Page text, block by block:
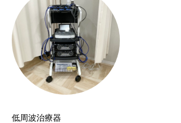
低周波治療器